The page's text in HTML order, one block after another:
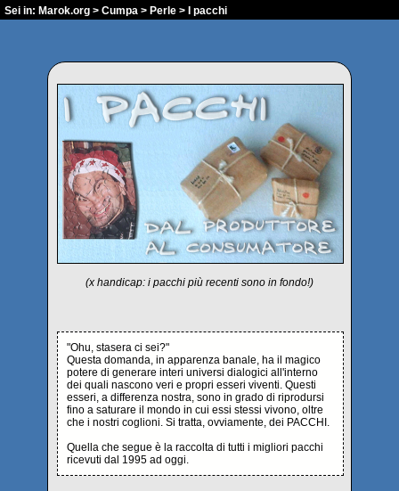
Sei in: Marok.org > Cumpa > Perle > I pacchi
(x handicap: i pacchi più recenti sono in fondo!)
"Ohu, stasera ci sei?"
Questa domanda, in apparenza banale, ha il magico
potere di generare interi universi dialogici all'interno
dei quali nascono veri e propri esseri viventi. Questi
esseri, a differenza nostra, sono in grado di riprodursi
fino a saturare il mondo in cui essi stessi vivono, oltre
che i nostri coglioni. Si tratta, ovviamente, dei PACCHI.
Quella che segue è la raccolta di tutti i migliori pacchi
ricevuti dal 1995 ad oggi.